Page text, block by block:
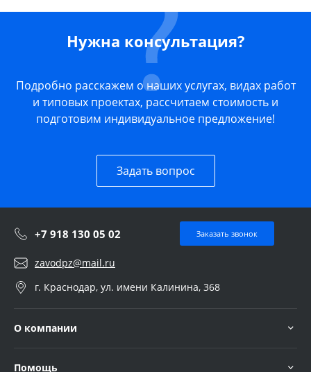
Нужна консультация?
Подробно расскажем о наших услугах, видах работ
и типовых проектах, рассчитаем стоимость и
подготовим индивидуальное предложение!
Задать вопрос
+7 918 130 05 02 Заказать звонок
zavodpz@mail.ru
г. Краснодар, ул. имени Калинина, 368
О компании
Помощь